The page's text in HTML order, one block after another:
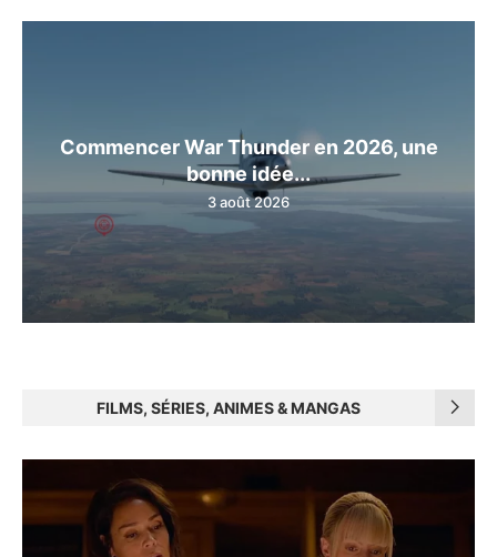
Commencer War Thunder en 2026, une
bonne idée...
3 août 2026
FILMS, SÉRIES, ANIMES & MANGAS